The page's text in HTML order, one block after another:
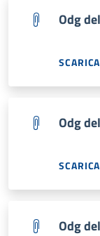
Odg
Odg
Odg